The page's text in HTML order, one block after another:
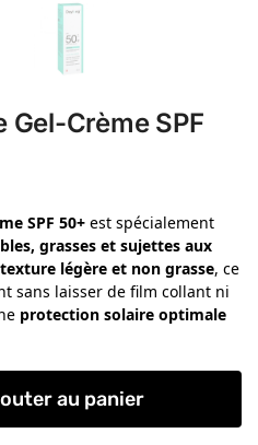
Gel-Crème SPF
SPF 50+ est spécialement
grasses et sujettes aux
texture légère et non grasse, ce
sans laisser de film collant ni
protection solaire optimale
au panier